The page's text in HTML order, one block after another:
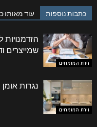
כתבות נוספות עוד מאותו
זירת המומחים
הזדמנויות
שמייצרים
זירת המומחים
נגרות אומן